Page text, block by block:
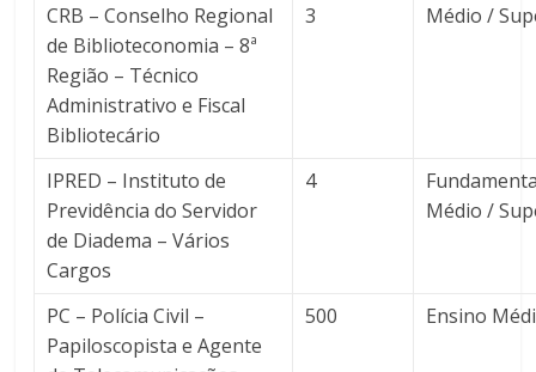
CRB – Conselho Regional
de Biblioteconomia – 8ª
Região – Técnico
Administrativo e Fiscal
Bibliotecário
3 Médio /
IPRED – Instituto de
Previdência do Servidor
de Diadema – Vários
Cargos
4
Médio /
PC – Polícia Civil –
Papiloscopista e Agente
500 Ensino